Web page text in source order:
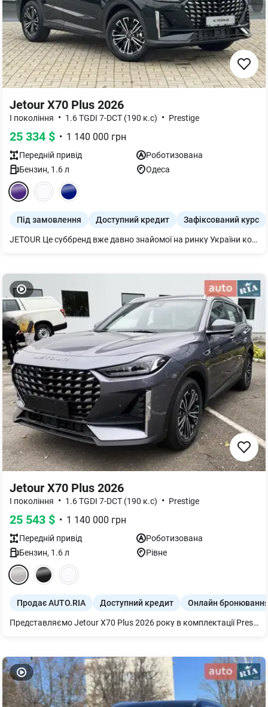
Jetour X70 Plus 2026
I покоління • 1.6 TGDI 7-DCT (190 к.с) • Prestige
25 334 $ • 1 140 000 грн
Передній привід
Роботизована
Бензин, 1.6л Одеса
Під замовлення Доступний кредит Зафіксований курс
JETOUR Це суббренд вже давно знайомої на ринку України компанії Chery Automobile Co. Ltd., створений у 2018 році підрозділом холдингу Chery Commercial Vehicle Company і розрахований на більш молоду аудиторію. Базуючись на накопиченому за понад 20 років досвіді у виробництві автомобілів, з урахуванням власних розробок міжнародної команди фахівців, JETOUR представляє сімейство інноваційних та інтелектуальних кросоверів
Jetour X70 Plus 2026
I покоління • 1.6 TGDI 7-DCT (190 к.с) • Prestige
25 543 $ • 1 140 000 грн
Передній привід
Роботизована
Бензин, 1.6л Рівне
Продає AUTO.RIA Доступний кредит Онлайн
Представляємо Jetour X70 Plus 2026 року в комплектації Prestige. Цей практичний кросовер оснащений потужним бензиновим двигуном 1.6 TGDI на 190 к.с. та зручною роботизованою коробкою передач, що забезпечує комфортну та динамічну їзду.